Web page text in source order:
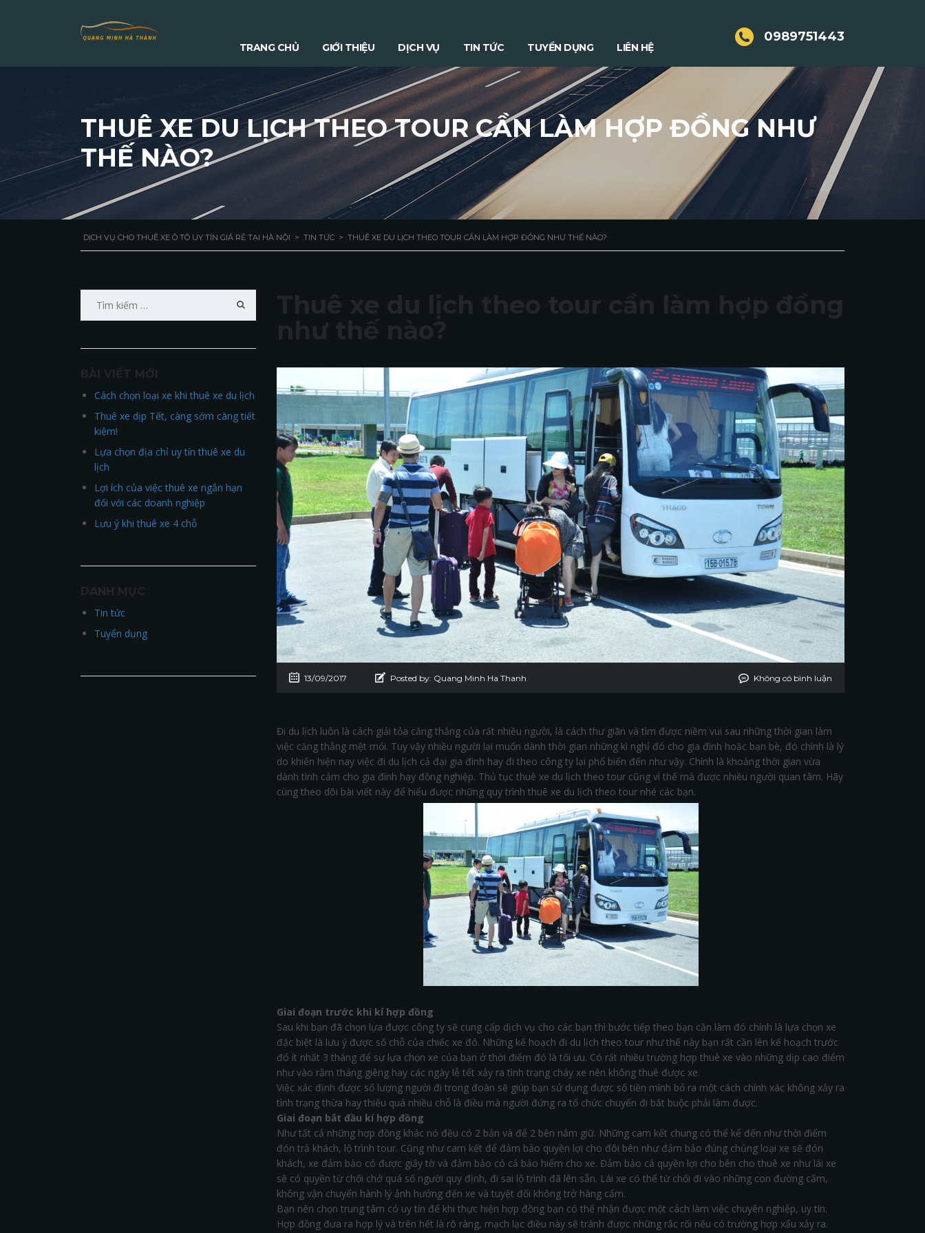
0989751443
TRANG CHỦ GIỚI THIỆU DỊCH VỤ TIN TỨC TUYỂN DỤNG LIÊN HỆ
THUÊ XE DU LỊCH THEO TOUR CẦN LÀM HỢP ĐỒNG NHƯ
THẾ NÀO?
DỊCH VỤ CHO THUÊ XE Ô TÔ UY TÍN GIÁ RẺ TẠI HÀ NỘI > TIN TỨC > THUÊ XE DU LỊCH THEO TOUR CẦN LÀM HỢP ĐỒNG NHƯ THẾ NÀO?
13/09/2017 Posted by: Quang Minh Ha Thanh Không có bình luận
Đi du lịch luôn là cách giải tỏa căng thẳng của rất nhiều người, là cách thư giãn và tìm được niềm vui sau những thời gian làm
việc căng thẳng mệt mỏi. Tuy vậy nhiều người lại muốn dành thời gian những kì nghỉ đó cho gia đình hoặc bạn bè, đó chính là lý
do khiến hiện nay việc đi du lịch cả đại gia đình hay đi theo công ty lại phổ biến đến như vậy. Chính là khoảng thời gian vừa
dành tình cảm cho gia đình hay đồng nghiệp. Thủ tục thuê xe du lịch theo tour cũng vì thế mà được nhiều người quan tâm. Hãy
cùng theo dõi bài viết này để hiểu được những quy trình thuê xe du lịch theo tour nhé các bạn.
Giai đoạn trước khi kí hợp đồng
Sau khi bạn đã chọn lựa được công ty sẽ cung cấp dịch vụ cho các bạn thì bước tiếp theo bạn cần làm đó chính là lựa chọn xe
đặc biệt là lưu ý được số chỗ của chiếc xe đó. Những kế hoạch đi du lịch theo tour như thế này bạn rất cần lên kế hoạch trước
đó ít nhất 3 tháng để sự lựa chọn xe của bạn ở thời điểm đó là tối ưu. Có rất nhiều trường hợp thuê xe vào những dịp cao điểm
như vào rằm tháng giêng hay các ngày lễ tết xảy ra tình trạng cháy xe nên không thuê được xe.
Việc xác định được số lượng người đi trong đoàn sẽ giúp bạn sử dụng được số tiền mình bỏ ra một cách chính xác không xảy ra
tình trạng thừa hay thiếu quá nhiều chỗ là điều mà người đứng ra tổ chức chuyến đi bắt buộc phải làm được.
Giai đoạn bắt đầu kí hợp đồng
Như tất cả những hợp đồng khác nó đều có 2 bản và để 2 bên nắm giữ. Những cam kết chung có thể kể đến như thời điểm
đón trả khách, lộ trình tour. Cũng như cam kết để đảm bảo quyền lợi cho đôi bên như đảm bảo đúng chủng loại xe sẽ đón
khách, xe đảm bảo có được giấy tờ và đảm bảo có cả bảo hiểm cho xe. Đảm bảo cả quyền lợi cho bên cho thuê xe như lái xe
sẽ có quyền từ chối chở quá số người quy định, đi sai lộ trình đã lên sẵn. Lái xe có thể từ chối đi vào những con đường cấm,
không vận chuyển hành lý ảnh hưởng đến xe và tuyệt đối không trở hàng cấm.
Bạn nên chọn trung tâm có uy tín để khi thực hiện hợp đồng bạn có thể nhận được một cách làm việc chuyên nghiệp, uy tín.
Hợp đồng đưa ra hợp lý và trên hết là rõ ràng, mạch lạc điều này sẽ tránh được những rắc rối nếu có trường hợp xấu xảy ra.
kiếm
Cách chọn loại xe khi thuê xe du lịch
Thuê xe dịp Tết, càng sớm càng tiết
kiệm!
Lựa chọn địa chỉ uy tín thuê xe du
lịch
Lợi ích của việc thuê xe ngắn hạn
đối với các doanh nghiệp
Lưu ý khi thuê xe 4 chỗ
Tin tức
Tuyển dụng